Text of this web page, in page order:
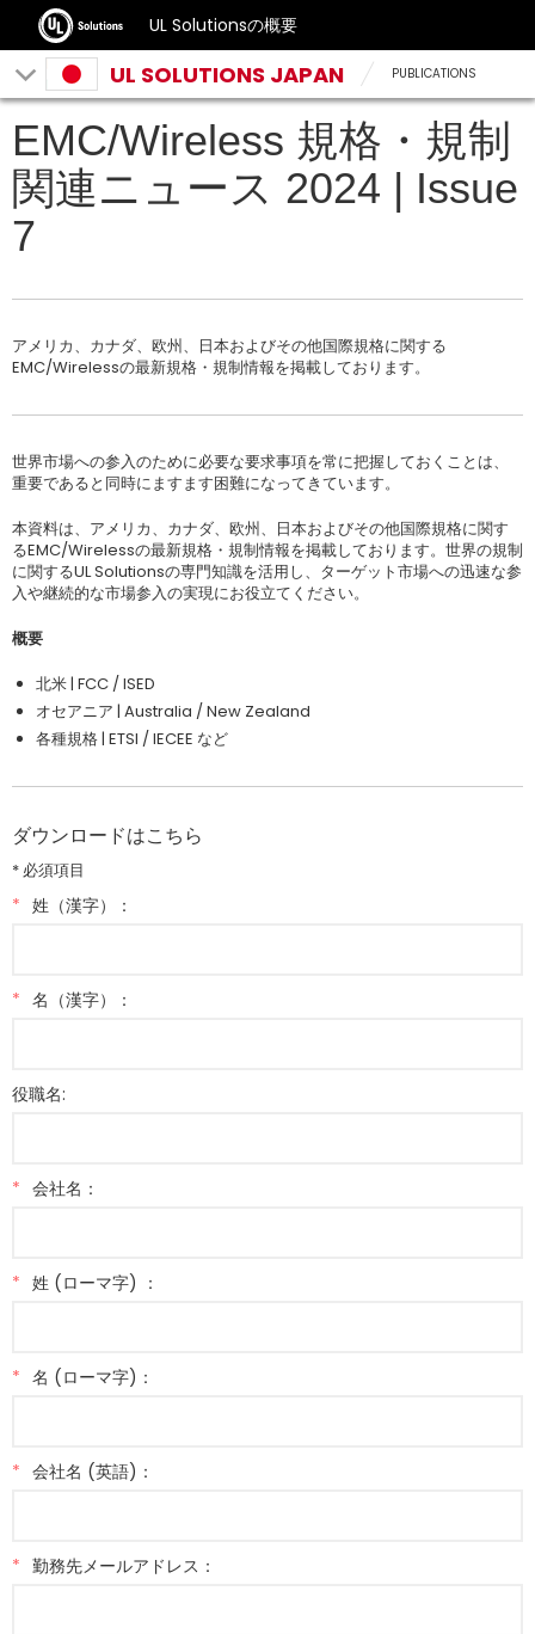
UL Solutionsの概要
UL SOLUTIONS JAPAN PUBLICATIONS
EMC/Wireless 規格・規制
関連ニュース 2024 | Issue
7
アメリカ、カナダ、欧州、日本およびその他国際規格に関する
EMC/Wirelessの最新規格・規制情報を掲載しております。
世界市場への参入のために必要な要求事項を常に把握しておくことは、
重要であると同時にますます困難になってきています。
本資料は、アメリカ、カナダ、欧州、日本およびその他国際規格に関す
るEMC/Wirelessの最新規格・規制情報を掲載しております。世界の規制
に関するUL Solutionsの専門知識を活用し、ターゲット市場への迅速な参
入や継続的な市場参入の実現にお役立てください。
概要
北米 | FCC / ISED
オセアニア | Australia / New Zealand
各種規格 | ETSI / IECEE など
ダウンロードはこちら
* 必須項目
* 姓（漢字）：
* 名（漢字）：
役職名:
* 会社名：
* 姓 (ローマ字) ：
* 名 (ローマ字)：
* 会社名 (英語)：
* 勤務先メールアドレス：